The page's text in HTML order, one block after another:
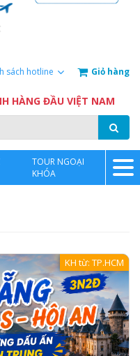
sách hotline Giỏ hàng
HÀNG ĐẦU VIỆT NAM
TOUR NGOẠI
KHÓA
KH từ: TP.HCM